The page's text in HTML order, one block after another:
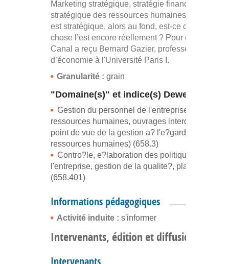
Marketing stratégique, stratégie financière,
stratégique des ressources humaines… Mais si
est stratégique, alors au fond, est-ce que quelque
chose l’est encore réellement ? Pour en parler,
Canal a reçu Bernard Gazier, professeur
d’économie à l'Université Paris I.
Granularité : grain
"Domaine(s)" et indice(s) Dewey
Gestion du personnel de l'entreprise (gestion
ressources humaines, ouvrages
point de vue de la gestion a? l'e?gard du travail,
ressources humaines) (658.3)
Contro?le, e?laboration des politiques de
l'entreprise, gestion de la qualite?, planification
(658.401)
Informations pédagogiques
Activité induite : s'informer
Intervenants, édition et diffusion
Intervenants